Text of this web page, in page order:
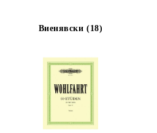
Виенявски (18)